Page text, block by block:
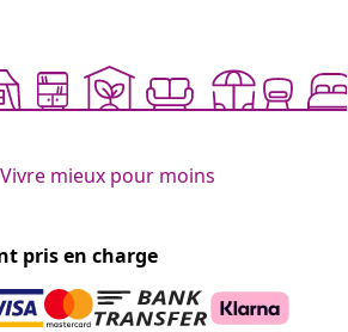
Vivre mieux pour moins
pris en charge